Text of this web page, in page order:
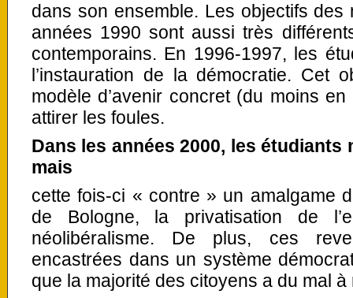
dans son ensemble. Les objectifs
années 1990 sont aussi très
contemporains. En 1996-1997, les
l’instauration de la démocratie. Cet
modèle d’avenir concret (du moins
attirer les foules.
Dans les années 2000, les étudiants
mais
cette fois-ci « contre » un amalgame
de Bologne, la privatisation de
néolibéralisme. De plus, ces
encastrées dans un système
que la majorité des citoyens a du mal